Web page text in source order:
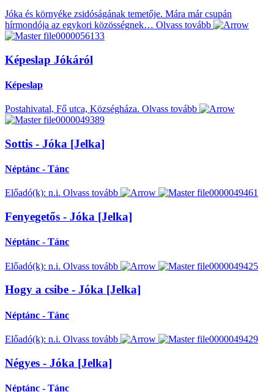
Jóka és környéke zsidóságának temetője. Mára már csupán
hírmondója az egykori közösségnek… Olvass tovább
Képeslap Jókáról
Képeslap
Postahivatal, Fő utca, Községháza. Olvass tovább
Sottis - Jóka [Jelka]
Néptánc - Tánc
Előadó(k): n.i. Olvass tovább
Fenyegetős - Jóka [Jelka]
Néptánc - Tánc
Előadó(k): n.i. Olvass tovább
Hogy a csibe - Jóka [Jelka]
Néptánc - Tánc
Előadó(k): n.i. Olvass tovább
Négyes - Jóka [Jelka]
Néptánc - Tánc